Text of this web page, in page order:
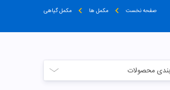
صفحه نخست مکمل ها مکمل گیاهی
محصولات